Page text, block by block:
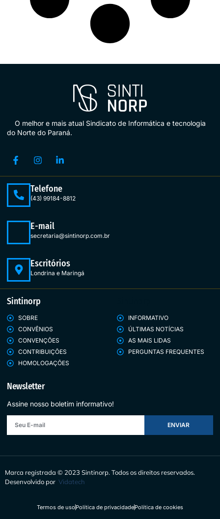
O melhor e mais atual Sindicato de Informática e tecnologia
do Norte do Paraná.
Telefone
(43) 99184-8812
E-mail
secretaria@sintinorp.com.br
Escritórios
Londrina e Maringá
Sintinorp
SOBRE
CONVÊNIOS
CONVENÇÕES
CONTRIBUIÇÕES
HOMOLOGAÇÕES
INFORMATIVO
ÚLTIMAS NOTÍCIAS
AS MAIS LIDAS
PERGUNTAS FREQUENTES
Newsletter
Assine nosso boletim informativo!
ENVIAR
Marca registrada © 2023 Sintinorp. Todos os direitos reservados.
Desenvolvido por Vidatech
Termos de uso Política de privacidadePolítica de cookies